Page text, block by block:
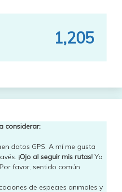
1,205
considerar:
datos GPS. A mí me gusta
¡Ojo al seguir mis rutas! Yo
favor, sentido común.
de especies animales y